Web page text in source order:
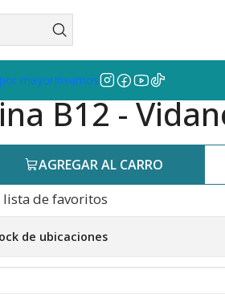
mayorInsumos
B12 -
AGREGAR AL CARRO
lista de favoritos
de ubicaciones